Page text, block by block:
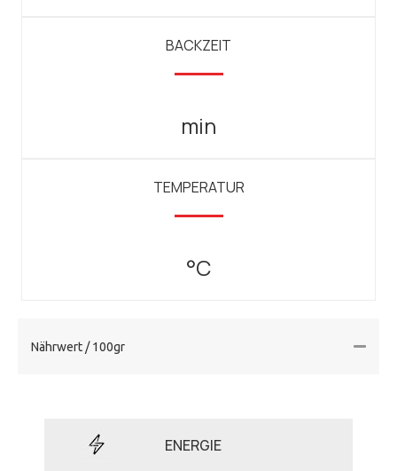
BACKZEIT
min
TEMPERATUR
°C
Nährwert / 100gr
ENERGIE